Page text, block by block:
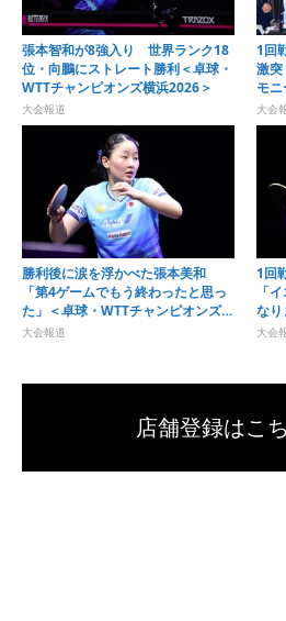
張本智和が8強入り 世界ランク18
位・向鵬にストレート勝利＜卓球・
WTTチャンピオンズ横浜2026＞
大会報道
1回
激
モ
オン
大会
勝利後に涙を浮かべた張本美和
「第4ゲームでもう終わったと思っ
た」＜卓球・WTTチャンピオンズ横
浜2026＞
大会報道
1回
「
なり
オン
大会
店舗登録はこ